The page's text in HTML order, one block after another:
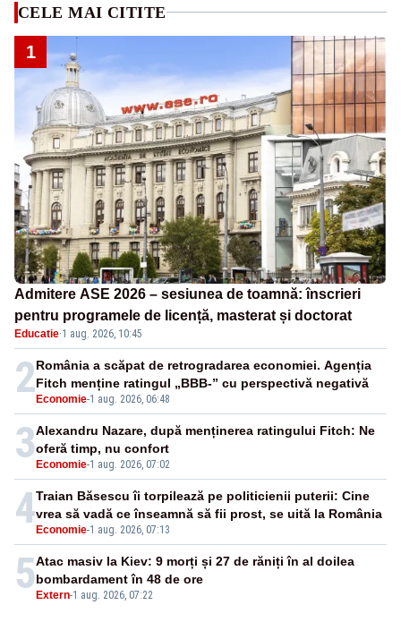
CELE MAI CITITE
1
Admitere ASE 2026 – sesiunea de toamnă: înscrieri
pentru programele de licență, masterat și doctorat
Educatie·1 aug. 2026, 10:45
2 Economie-1 aug. 2026, 06:48
România a scăpat de retrogradarea economiei. Agenția
Fitch menține ratingul „BBB-” cu perspectivă negativă
3 Economie-1 aug. 2026, 07:02
Alexandru Nazare, după menținerea ratingului Fitch: Ne
oferă timp, nu confort
4 Economie-1 aug. 2026, 07:13
Traian Băsescu îi torpilează pe politicienii puterii: Cine
vrea să vadă ce înseamnă să fii prost, se uită la România
5 Extern-1 aug. 2026, 07:22
Atac masiv la Kiev: 9 morți și 27 de răniți în al doilea
bombardament în 48 de ore